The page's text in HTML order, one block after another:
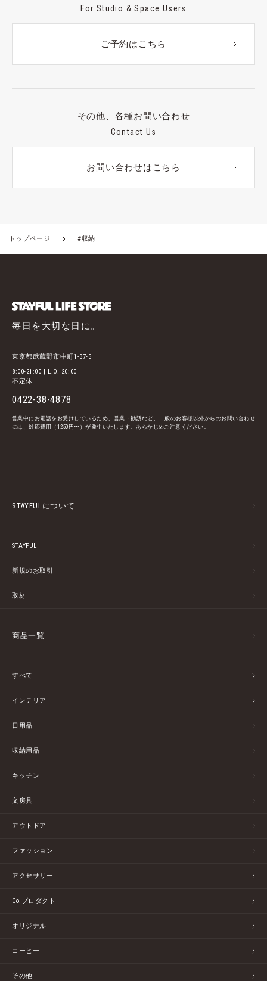
For Studio & Space Users
ご予約はこちら
その他、各種お問い合わせ
Contact Us
お問い合わせはこちら
トップページ #収納
毎日を大切な日に。
東京都武蔵野市中町1-37-5
8:00-21:00 | L.O. 20:00
不定休
0422-38-4878
営業中にお電話をお受けしているため、営業・勧誘など、一般のお客様以外からのお問い合わせ
には、対応費用（1,250円〜）が発生いたします。あらかじめご注意ください。
STAYFULについて
STAYFUL
新規のお取引
取材
商品一覧
すべて
インテリア
日用品
収納用品
キッチン
文房具
アウトドア
ファッション
アクセサリー
Co.プロダクト
オリジナル
コーヒー
その他